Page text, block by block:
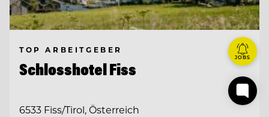
TOP ARBEITGEBER
Schlosshotel Fiss
6533 Fiss/Tirol, Österreich
JOBS